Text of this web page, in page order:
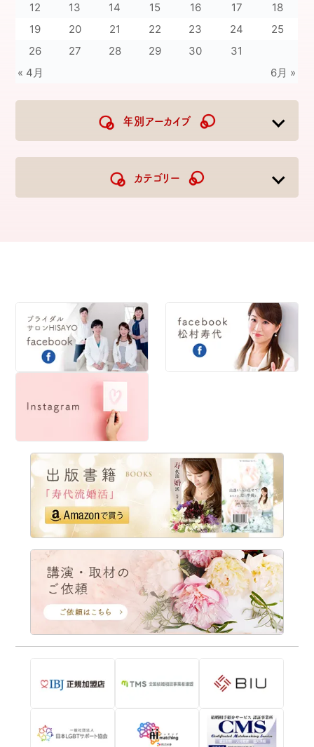
« 4月 6月 »
12
13 14 15 16 17
18
19
20 21 22 23 24
25
26
27 28 29 30 31
年別アーカイブ
2023
カテゴリー